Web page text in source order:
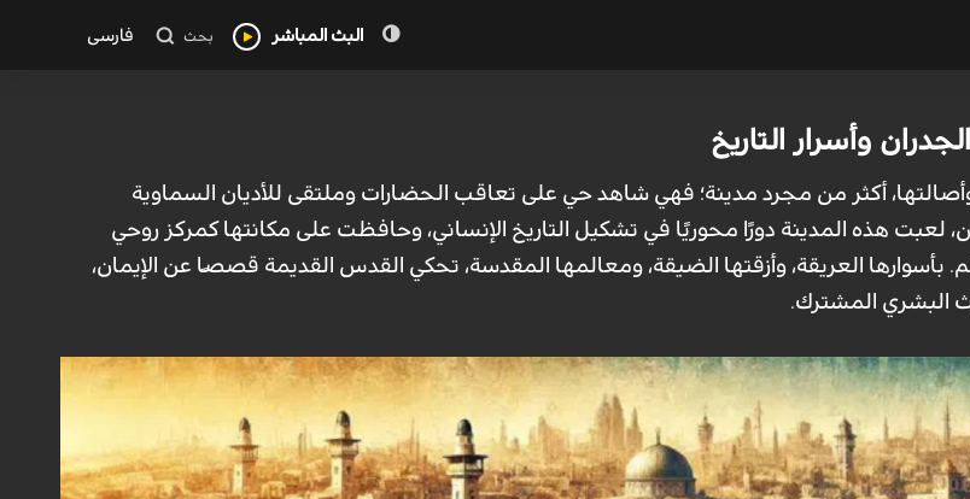
البث المباشر بحث فارسی
وأسرار التاريخ
أكثر من مجرد مدينة؛ فهي شاهد حي على تعاقب الحضارات وملتقى للأديان السماوية
لعبت هذه المدينة دورًا محوريًا في تشكيل التاريخ الإنساني، وحافظت على مكانتها كمركز روحي
بأسوارها العريقة، وأزقتها الضيقة، ومعالمها المقدسة، تحكي القدس القديمة قصصًا عن الإيمان،
البشري المشترك.